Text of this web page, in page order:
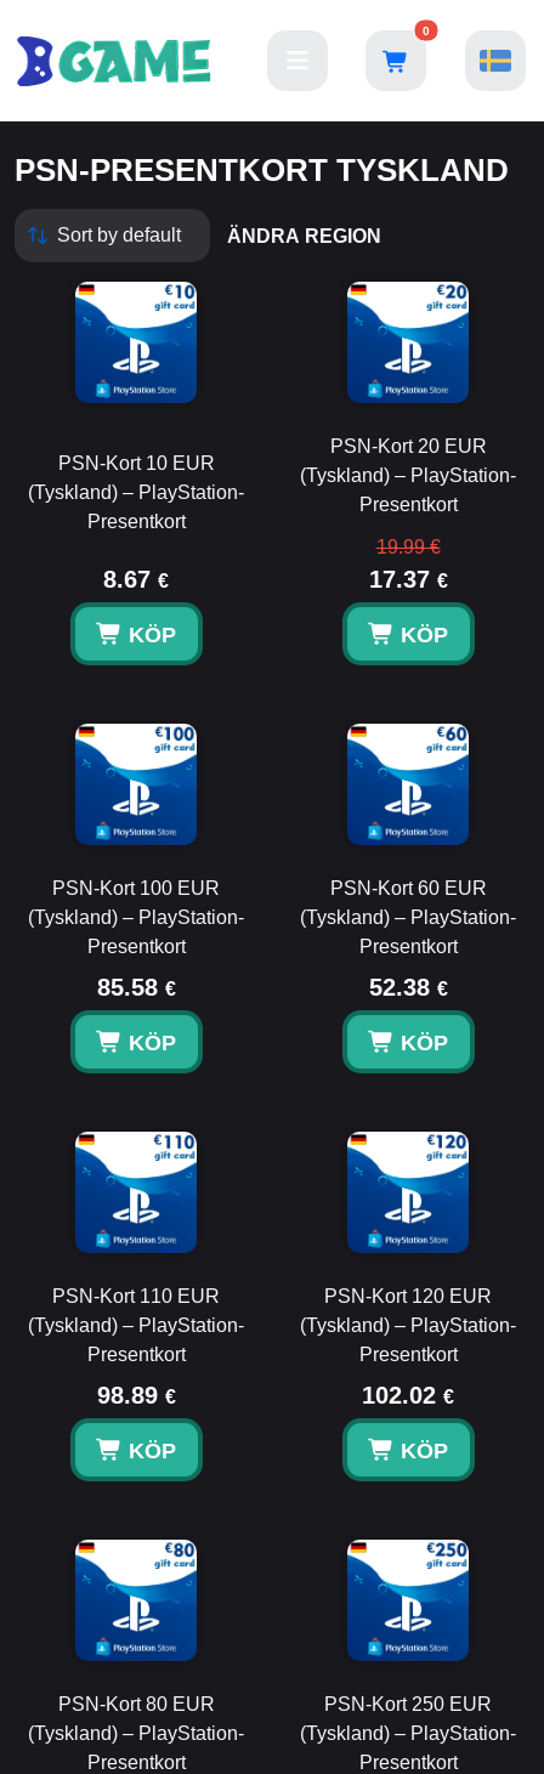
0
PSN-PRESENTKORT TYSKLAND
ÄNDRA REGION
PSN-Kort 10 EUR
(Tyskland) – PlayStation-
Presentkort
8.67 €
KÖP
PSN-Kort 20 EUR
(Tyskland) – PlayStation-
Presentkort
19.99 €
17.37 €
KÖP
PSN-Kort 100 EUR
(Tyskland) – PlayStation-
Presentkort
85.58 €
KÖP
PSN-Kort 60 EUR
(Tyskland) – PlayStation-
Presentkort
52.38 €
KÖP
PSN-Kort 110 EUR
(Tyskland) – PlayStation-
Presentkort
98.89 €
KÖP
PSN-Kort 120 EUR
(Tyskland) – PlayStation-
Presentkort
102.02 €
KÖP
PSN-Kort 80 EUR
(Tyskland) – PlayStation-
Presentkort
PSN-Kort 250 EUR
(Tyskland) – PlayStation-
Presentkort